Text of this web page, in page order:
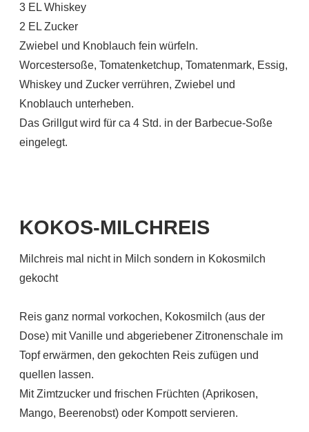
3 EL Whiskey
2 EL Zucker
Zwiebel und Knoblauch fein würfeln.
Worcestersoße, Tomatenketchup, Tomatenmark, Essig,
Whiskey und Zucker verrühren, Zwiebel und
Knoblauch unterheben.
Das Grillgut wird für ca 4 Std. in der Barbecue-Soße
eingelegt.
KOKOS-MILCHREIS
Milchreis mal nicht in Milch sondern in Kokosmilch
gekocht
Reis ganz normal vorkochen, Kokosmilch (aus der
Dose) mit Vanille und abgeriebener Zitronenschale im
Topf erwärmen, den gekochten Reis zufügen und
quellen lassen.
Mit Zimtzucker und frischen Früchten (Aprikosen,
Mango, Beerenobst) oder Kompott servieren.